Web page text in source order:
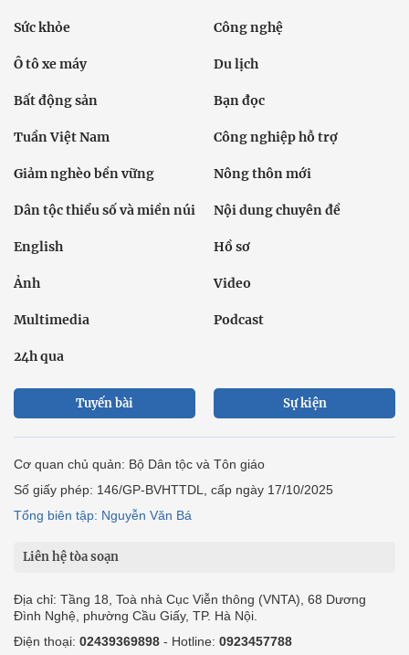
Sức khỏe Công nghệ
Ô tô xe máy Du lịch
Bất động sản Bạn đọc
Tuần Việt Nam Công nghiệp hỗ trợ
Giảm nghèo bền vững Nông thôn mới
Dân tộc thiểu số và miền núi Nội dung chuyên đề
English Hồ sơ
Ảnh Video
Multimedia Podcast
24h qua
Tuyến bài Sự kiện
Cơ quan chủ quản: Bộ Dân tộc và Tôn giáo
Số giấy phép: 146/GP-BVHTTDL, cấp ngày 17/10/2025
Tổng biên tập: Nguyễn Văn Bá
Liên hệ tòa soạn
Địa chỉ: Tầng 18, Toà nhà Cục Viễn thông (VNTA), 68 Dương
Đình Nghệ, phường Cầu Giấy, TP. Hà Nội.
Điện thoại: 02439369898 - Hotline: 0923457788